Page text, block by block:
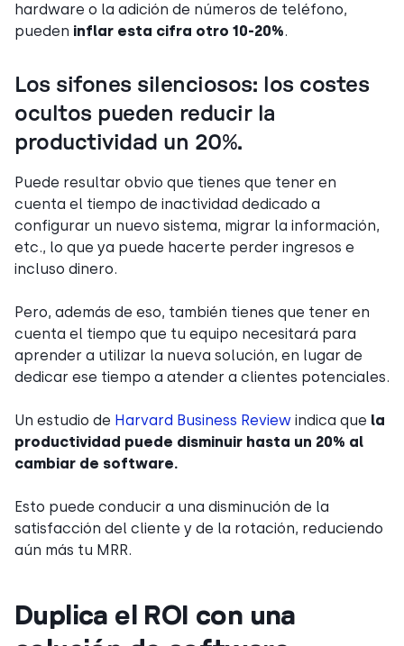
hardware o la adición de números de teléfono,
pueden inflar esta cifra otro 10-20%.
Los sifones silenciosos: los costes
ocultos pueden reducir la
productividad un 20%.
Puede resultar obvio que tienes que tener en
cuenta el tiempo de inactividad dedicado a
configurar un nuevo sistema, migrar la información,
etc., lo que ya puede hacerte perder ingresos e
incluso dinero.
Pero, además de eso, también tienes que tener en
cuenta el tiempo que tu equipo necesitará para
aprender a utilizar la nueva solución, en lugar de
dedicar ese tiempo a atender a clientes potenciales.
Un estudio de Harvard Business Review indica que la
productividad puede disminuir hasta un 20% al
cambiar de software.
Esto puede conducir a una disminución de la
satisfacción del cliente y de la rotación, reduciendo
aún más tu MRR.
Duplica el ROI con una